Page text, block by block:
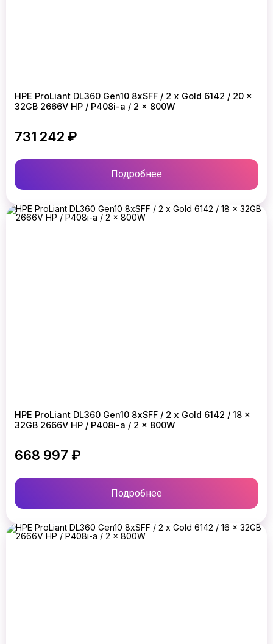
HPE ProLiant DL360 Gen10 8xSFF / 2 x Gold 6142 / 20 x
32GB 2666V HP / P408i-a / 2 x 800W
731 242 ₽
Подробнее
HPE ProLiant DL360 Gen10 8xSFF / 2 x Gold 6142 / 18 x
32GB 2666V HP / P408i-a / 2 x 800W
668 997 ₽
Подробнее